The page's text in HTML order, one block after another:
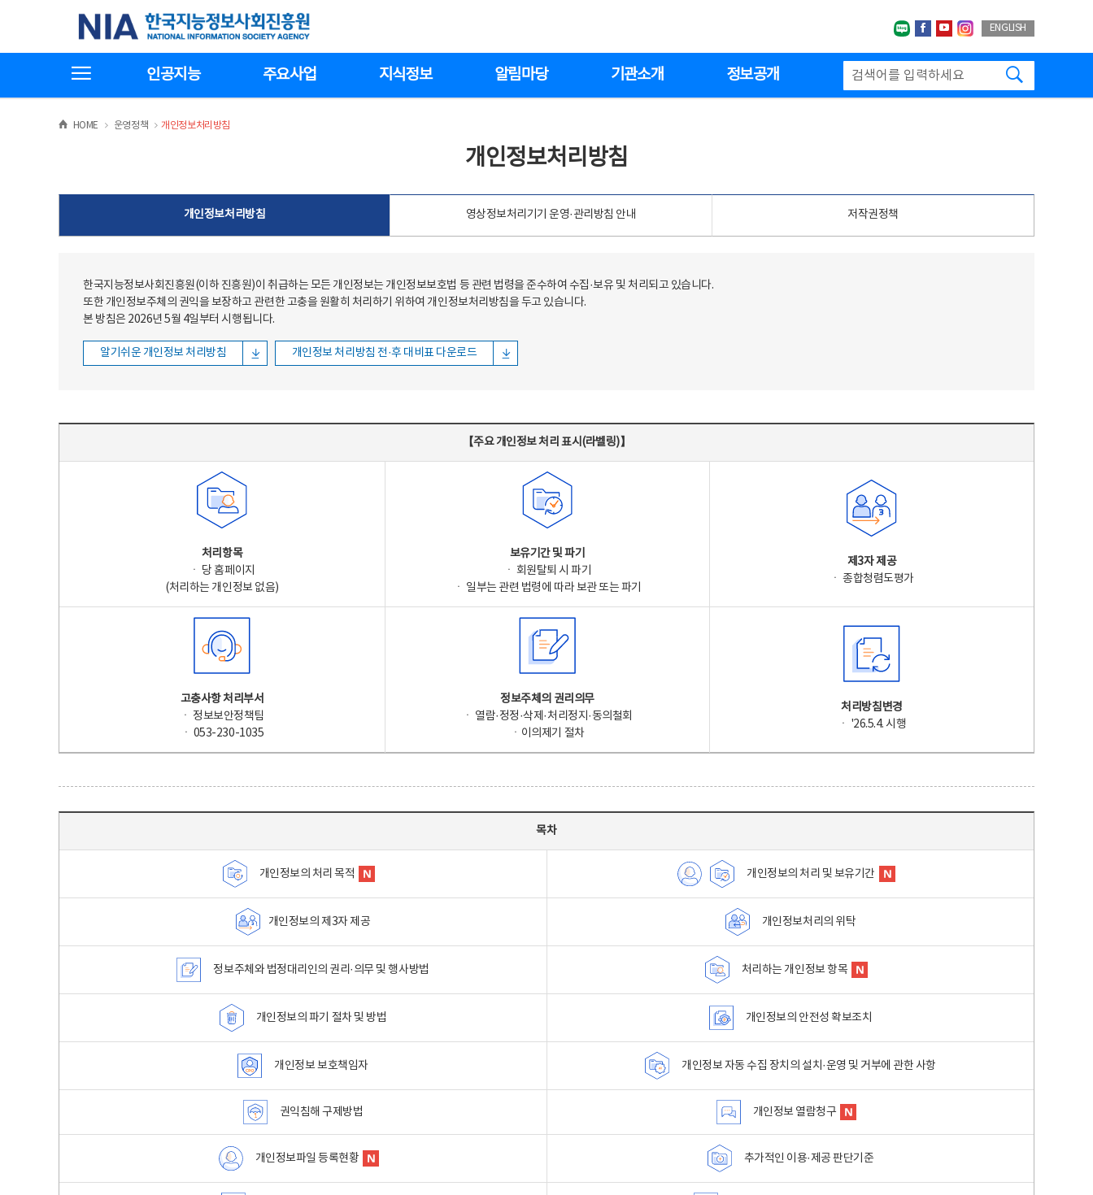
한국지능정보사회진흥원
네이버블로그
페이스북
유투브인스타그랩
ENGLISH
인공지능 주요사업 지식정보 알림마당 기관소개 정보공개
HOME >운영정책 >
개인정보처리방침
개인정보처리방침
개인정보처리방침 영상정보처리기기 운영·관리방침 안내 저작권정책
한국지능정보사회진흥원(이하 진흥원)이 취급하는 모든 개인정보는 개인정보보호법 등 관련 법령을 준수하여 수집·보유 및 처리되고 있습니다.
또한 개인정보주체의 권익을 보장하고 관련한 고충을 원활히 처리하기 위하여 개인정보처리방침을 두고 있습니다.
본 방침은 2026년 5월 4일부터 시행됩니다.
알기쉬운 개인정보 처리방침 개인정보 처리방침 전·후 대비표 다운로드
【주요 개인정보 처리 표시(라벨링)】
처리항목
ㆍ 당 홈페이지
(처리하는 개인정보 없음)
보유기간 및 파기
ㆍ 회원탈퇴 시 파기
ㆍ 일부는 관련 법령에 따라 보관 또는 파기
제3자 제공
ㆍ 종합청렴도평가
고충사항 처리부서
ㆍ 정보보안정책팀
ㆍ 053-230-1035
정보주체의 권리의무
ㆍ 열람·정정·삭제·처리정지·동의철회
ㆍ이의제기 절차
처리방침변경
ㆍ '26.5.4. 시행
목차
개인정보의 처리 목적 개인정보의 처리 및 보유기간
개인정보의 제3자 제공 개인정보처리의 위탁
정보주체와 법정대리인의 권리·의무 및 행사방법 처리하는 개인정보 항목
개인정보의 파기 절차 및 방법 개인정보의 안전성 확보조치
개인정보 보호책임자 개인정보 자동 수집 장치의 설치·운영 및 거부에 관한 사항
권익침해 구제방법 개인정보 열람청구
개인정보파일 등록현황 추가적인 이용·제공 판단기준